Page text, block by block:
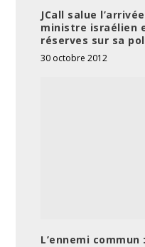
JCall salue
ministre israélien
réserves sur sa
30 octobre 2012
L’ennemi